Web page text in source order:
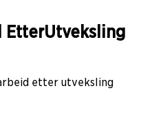
EtterUtveksling
etter utveksling